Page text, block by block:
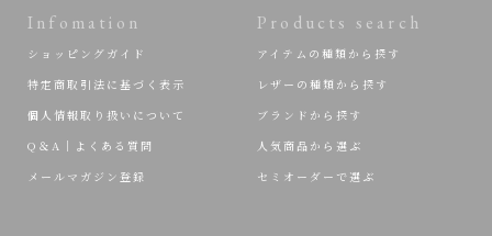
Infomation
ショッピングガイド
特定商取引法に基づく表示
個人情報取り扱いについて
Q＆A｜よくある質問
メールマガジン登録
Products search
アイテムの種類から探す
レザーの種類から探す
ブランドから探す
人気商品から選ぶ
セミオーダーで選ぶ